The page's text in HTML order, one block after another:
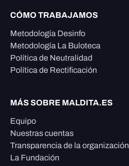
CÓMO TRABAJAMOS
Metodología Desinfo
Metodología La Buloteca
Política de Neutralidad
Política de Rectificación
MÁS SOBRE MALDITA.ES
Equipo
Nuestras cuentas
Transparencia de la organización
La Fundación